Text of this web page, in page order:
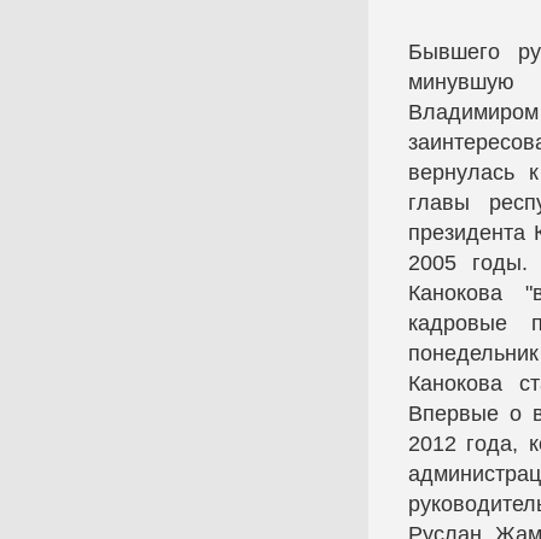
Бывшего
минувшую
вернулась
главы
президента
2005 годы.
Канокова
кадровые
Канокова
Впервые о
2012 года,
Руслан